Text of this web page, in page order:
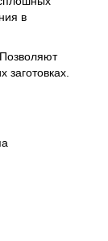
в
заготовках.